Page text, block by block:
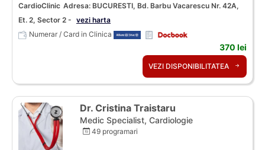
CardioClinic Adresa: BUCURESTI, Bd. Barbu Vacarescu Nr. 42A,
Et. 2, Sector 2 - vezi harta
Numerar / Card in Clinica
370 lei
VEZI DISPONIBILITATEA
Dr. Cristina Traistaru
Medic Specialist, Cardiologie
49 programari